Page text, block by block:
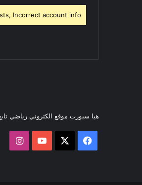
Incorrect account info.
هيا سبورت موقع الكتروني رياضي
فيسبوك ‫YouTube